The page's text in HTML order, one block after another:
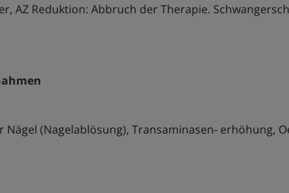
AZ Reduktion: Abbruch der Therapie.
(Nagelablösung), Transaminasen- erhöhung,